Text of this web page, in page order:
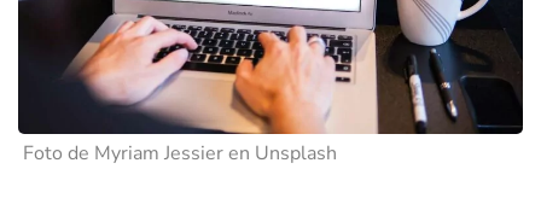
Foto de Myriam Jessier en Unsplash